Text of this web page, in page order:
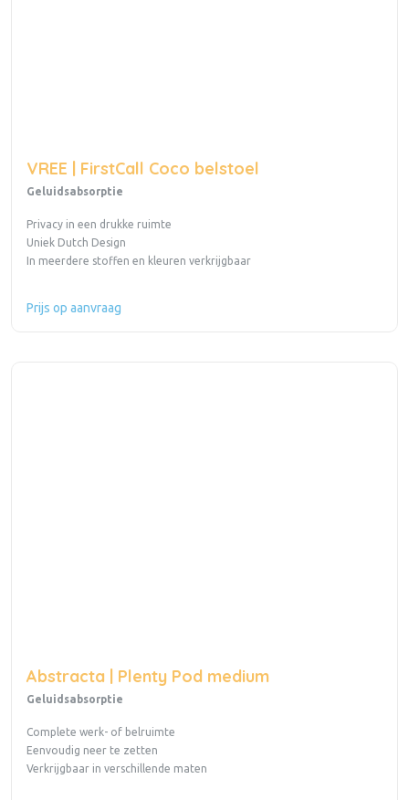
VREE | FirstCall Coco belstoel
Geluidsabsorptie
Privacy in een drukke ruimte
Uniek Dutch Design
In meerdere stoffen en kleuren verkrijgbaar
Prijs op aanvraag
Abstracta | Plenty Pod medium
Geluidsabsorptie
Complete werk- of belruimte
Eenvoudig neer te zetten
Verkrijgbaar in verschillende maten